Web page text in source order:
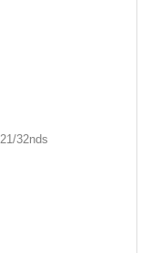
21/32nds